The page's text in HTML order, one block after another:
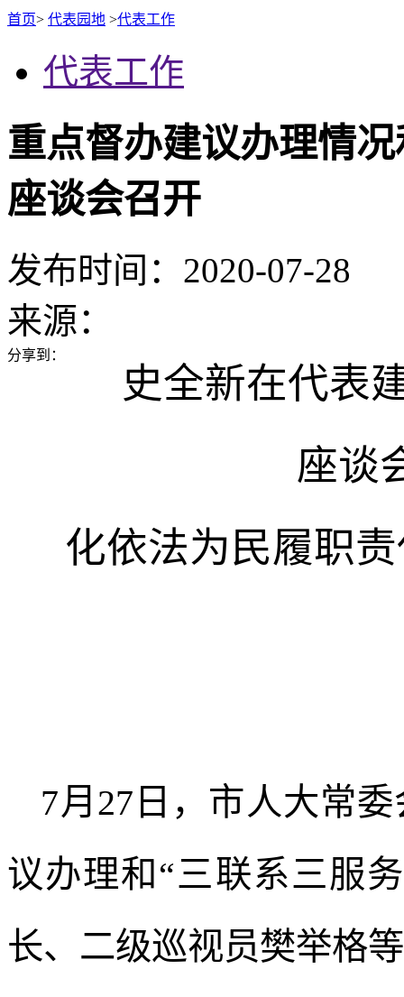
首页> 代表园地 >代表工作
代表工作
重点督办建议办理情
座谈会召开
发布时间：2020-07-28
来源：
分享到：
史全新在代表
座谈
化依法为民履职
7月27日，市人大常
议办理和“三联系三服
长、二级巡视员樊举格